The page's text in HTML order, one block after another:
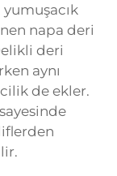
napa deri
deri
aynı
de ekler.